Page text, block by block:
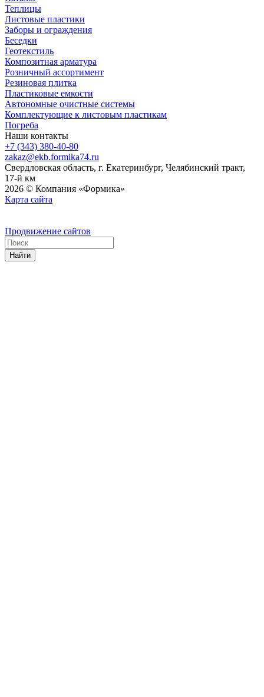
Теплицы
Листовые пластики
Заборы и ограждения
Беседки
Геотекстиль
Композитная арматура
Розничный ассортимент
Резиновая плитка
Пластиковые емкости
Автономные очистные системы
Комплектующие к листовым пластикам
Погреба
Наши контакты
+7 (343) 380-40-80
zakaz@ekb.formika74.ru
Свердловская область, г. Екатеринбург, Челябинский тракт,
17-й км
2026 © Компания «Формика»
Карта сайта
Продвижение сайтов
Найти